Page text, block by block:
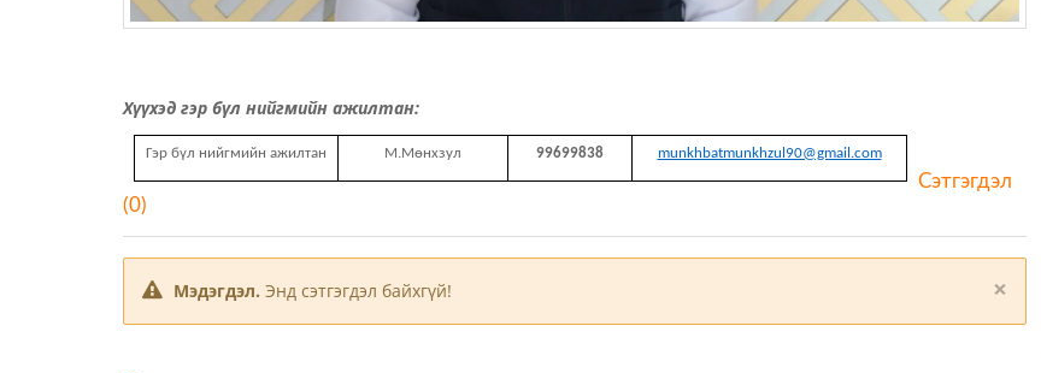
Хүүхэд гэр бүл нийгмийн ажилтан:
Гэр бүл нийгмийн ажилтан М.Мөнхзул 99699838 munkhbatmunkhzul90@gmail.com
Сэтгэгдэл
(0)
×
Мэдэгдэл. Энд сэтгэгдэл байхгүй!